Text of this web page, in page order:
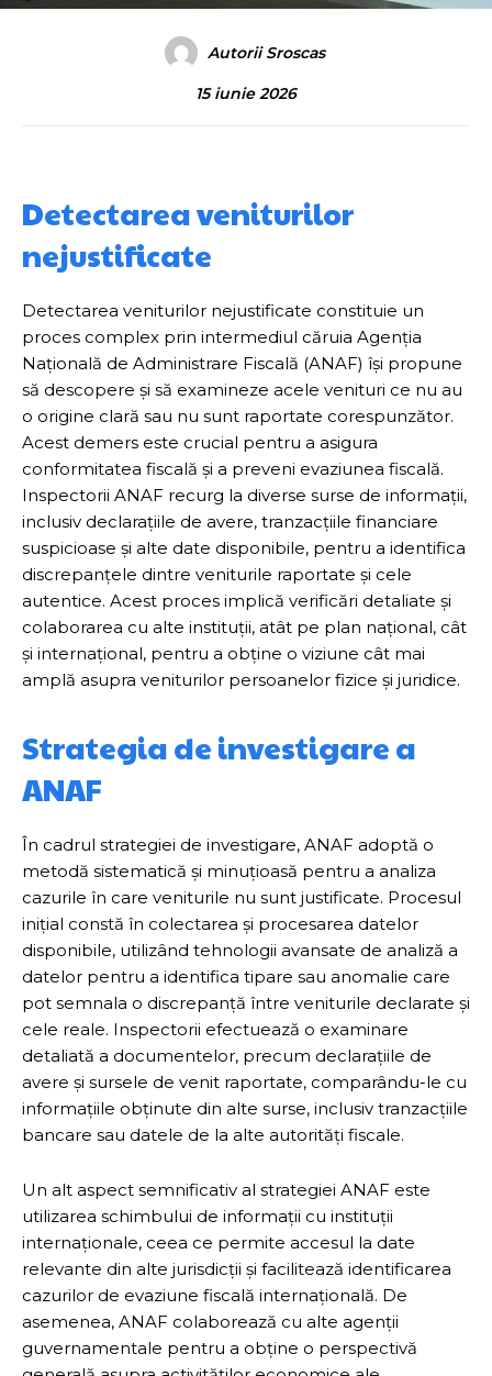
Autorii Sroscas
15 iunie 2026
Detectarea veniturilor
nejustificate
Detectarea veniturilor nejustificate constituie un
proces complex prin intermediul căruia Agenția
Națională de Administrare Fiscală (ANAF) își propune
să descopere și să examineze acele venituri ce nu au
o origine clară sau nu sunt raportate corespunzător.
Acest demers este crucial pentru a asigura
conformitatea fiscală și a preveni evaziunea fiscală.
Inspectorii ANAF recurg la diverse surse de informații,
inclusiv declarațiile de avere, tranzacțiile financiare
suspicioase și alte date disponibile, pentru a identifica
discrepanțele dintre veniturile raportate și cele
autentice. Acest proces implică verificări detaliate și
colaborarea cu alte instituții, atât pe plan național, cât
și internațional, pentru a obține o viziune cât mai
amplă asupra veniturilor persoanelor fizice și juridice.
Strategia de investigare a
ANAF
În cadrul strategiei de investigare, ANAF adoptă o
metodă sistematică și minuțioasă pentru a analiza
cazurile în care veniturile nu sunt justificate. Procesul
inițial constă în colectarea și procesarea datelor
disponibile, utilizând tehnologii avansate de analiză a
datelor pentru a identifica tipare sau anomalie care
pot semnala o discrepanță între veniturile declarate și
cele reale. Inspectorii efectuează o examinare
detaliată a documentelor, precum declarațiile de
avere și sursele de venit raportate, comparându-le cu
informațiile obținute din alte surse, inclusiv tranzacțiile
bancare sau datele de la alte autorități fiscale.
Un alt aspect semnificativ al strategiei ANAF este
utilizarea schimbului de informații cu instituții
internaționale, ceea ce permite accesul la date
relevante din alte jurisdicții și facilitează identificarea
cazurilor de evaziune fiscală internațională. De
asemenea, ANAF colaborează cu alte agenții
guvernamentale pentru a obține o perspectivă